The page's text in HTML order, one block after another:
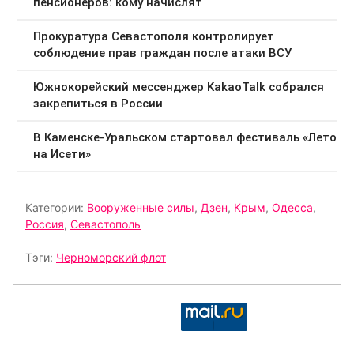
Категории: Вооруженные силы, Дзен, Крым, Одесса,
Россия, Севастополь
Тэги: Черноморский флот